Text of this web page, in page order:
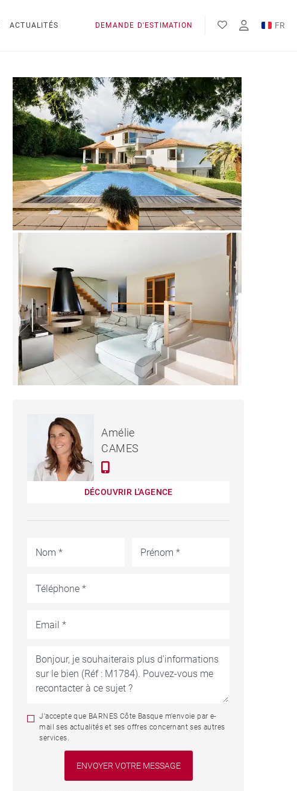
ACTUALITÉS DEMANDE D'ESTIMATION FR
EN
MAISON URRUGNE - 250 M²
Amélie
CAMES
DÉCOUVRIR L'AGENCE
J'accepte que BARNES Côte Basque m'envoie par e-
mail ses actualités et ses offres concernant ses autres
services.